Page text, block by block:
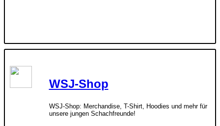
WSJ-Shop
WSJ-Shop: Merchandise, T-Shirt, Hoodies und mehr für
unsere jungen Schachfreunde!